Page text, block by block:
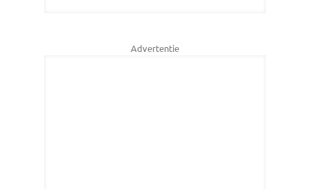
Advertentie